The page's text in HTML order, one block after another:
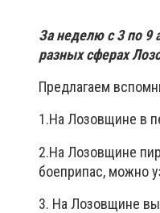
За неделю с 3 по 9
разных сферах
Предлагаем
1.На Лозовщине в
2.На Лозовщине
боеприпас, можно
3. На Лозовщине